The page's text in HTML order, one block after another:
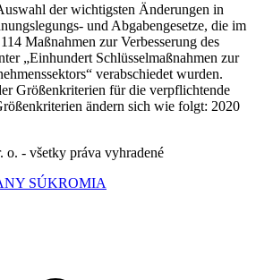
der wichtigsten Änderungen in
und Abgabengesetze, die im
Maßnahmen zur Verbesserung des
„Einhundert Schlüsselmaßnahmen zur
verabschiedet wurden.
Größenkriterien für die verpflichtende
ändern sich wie folgt: 2020
- všetky práva vyhradené
SÚKROMIA